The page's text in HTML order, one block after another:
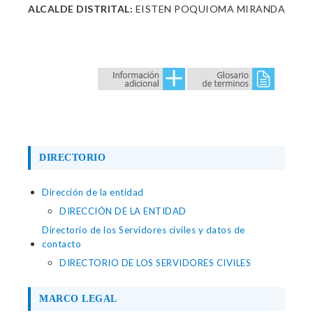
ALCALDE DISTRITAL: EISTEN POQUIOMA MIRANDA
DIRECTORIO
Dirección de la entidad
DIRECCIÓN DE LA ENTIDAD
Directorio de los Servidores civiles y datos de
contacto
DIRECTORIO DE LOS SERVIDORES CIVILES
MARCO LEGAL